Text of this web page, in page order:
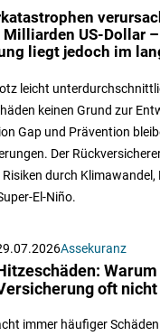
Milliarden US-Dollar
liegt jedoch im
leicht
keinen Grund zur
Gap und Prävention
Der
durch Klimawandel,
El-Niño.
Assekuranz
oft
immer häufiger